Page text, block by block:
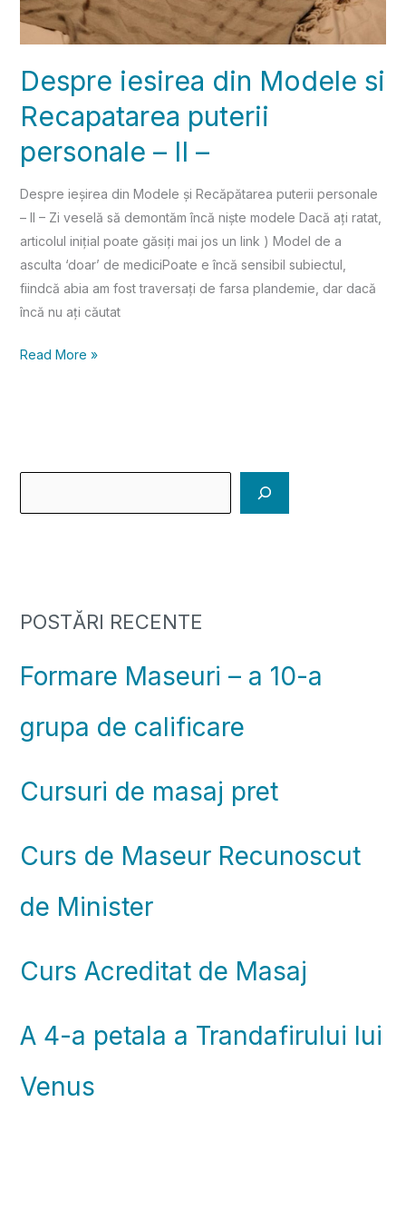
Despre iesirea din Modele si
Recapatarea puterii
personale – II –
Despre ieșirea din Modele și Recăpătarea puterii personale
– II – Zi veselă să demontăm încă niște modele Dacă ați ratat,
articolul inițial poate găsiți mai jos un link ) Model de a
asculta ‘doar’ de mediciPoate e încă sensibil subiectul,
fiindcă abia am fost traversați de farsa plandemie, dar dacă
încă nu ați căutat
Read More »
POSTĂRI RECENTE
Formare Maseuri – a 10-a
grupa de calificare
Cursuri de masaj pret
Curs de Maseur Recunoscut
de Minister
Curs Acreditat de Masaj
A 4-a petala a Trandafirului lui
Venus